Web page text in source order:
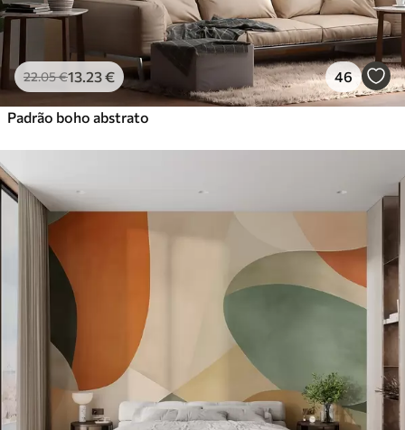
22.05€13.23€ 46
Padrão boho abstrato